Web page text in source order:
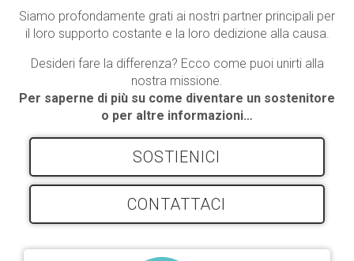
Siamo profondamente grati ai nostri partner principali per
il loro supporto costante e la loro dedizione alla causa.
Desideri fare la differenza? Ecco come puoi unirti alla
nostra missione.
Per saperne di più su come diventare un sostenitore
o per altre informazioni…
SOSTIENICI
CONTATTACI